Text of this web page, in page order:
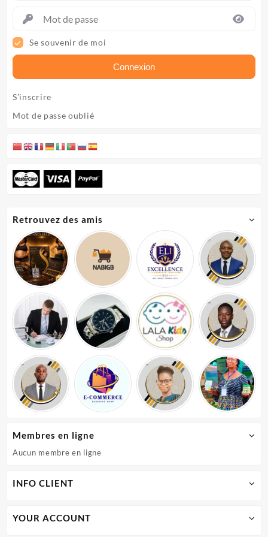
Se souvenir de moi
Connexion
S’inscrire
Mot de passe oublié
Retrouvez des amis
Membres en ligne
Aucun membre en ligne
INFO CLIENT
YOUR ACCOUNT